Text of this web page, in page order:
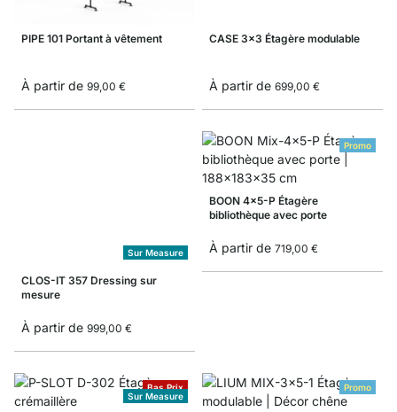
PIPE 101 Portant à vêtement
À partir de 99,00 €
CASE 3x3 Étagère modulable
À partir de 699,00 €
Sur Measure
CLOS-IT 357 Dressing sur
mesure
À partir de 999,00 €
Promo
BOON 4x5-P Étagère
bibliothèque avec porte
À partir de 719,00 €
Bas Prix
Sur Measure
Promo